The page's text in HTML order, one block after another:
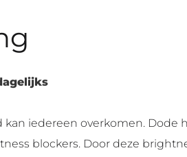
kan iedereen overkomen.
blockers. Door deze